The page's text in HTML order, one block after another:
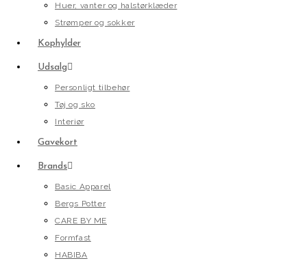
Huer, vanter og halstørklæder
Strømper og sokker
Kophylder
Udsalg
Personligt tilbehør
Tøj og sko
Interiør
Gavekort
Brands
Basic Apparel
Bergs Potter
CARE BY ME
Formfast
HABIBA